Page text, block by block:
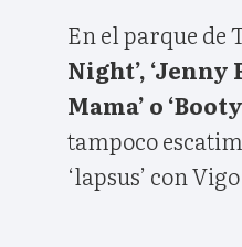
En el parque de
Night’, ‘Jenny
Mama’ o
tampoco
‘lapsus’ con